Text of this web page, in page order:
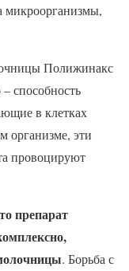
микроорганизмы,
Полижинакс
способность
в клетках
организме, эти
провоцируют
препарат
. Борьба с